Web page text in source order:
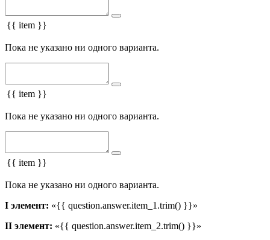
{{ item }}
Пока не указано ни одного варианта.
{{ item }}
Пока не указано ни одного варианта.
{{ item }}
Пока не указано ни одного варианта.
I элемент: «{{ question.answer.item_1.trim() }}»
II элемент: «{{ question.answer.item_2.trim() }}»